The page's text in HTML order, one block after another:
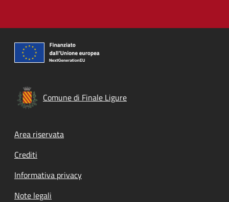
Comune di Finale Ligure
Footer menu
Area riservata
Crediti
Informativa privacy
Note legali